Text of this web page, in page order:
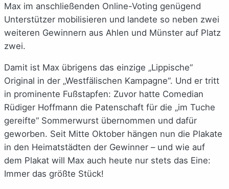
Max im anschließenden Online-Voting genügend
Unterstützer mobilisieren und landete so neben zwei
weiteren Gewinnern aus Ahlen und Münster auf Platz
zwei.
Damit ist Max übrigens das einzige „Lippische“
Original in der „Westfälischen Kampagne“. Und er tritt
in prominente Fußstapfen: Zuvor hatte Comedian
Rüdiger Hoffmann die Patenschaft für die „im Tuche
gereifte“ Sommerwurst übernommen und dafür
geworben. Seit Mitte Oktober hängen nun die Plakate
in den Heimatstädten der Gewinner – und wie auf
dem Plakat will Max auch heute nur stets das Eine:
Immer das größte Stück!